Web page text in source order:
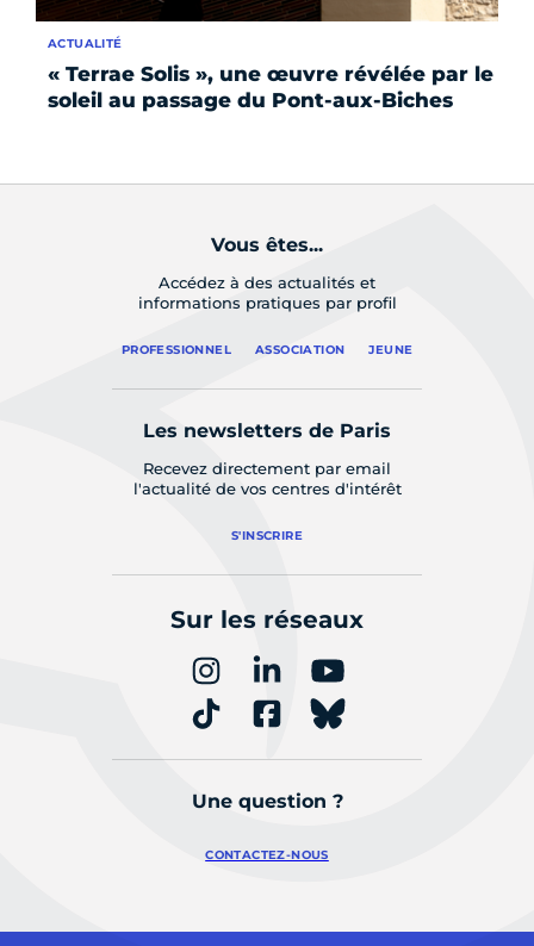
« Terrae Solis », une œuvre révélée par le
soleil au passage du Pont-aux-Biches
ACTUALITÉ
Vous êtes...
Accédez à des actualités et
informations pratiques par profil
PROFESSIONNEL ASSOCIATION JEUNE
Les newsletters de Paris
Recevez directement par email
l'actualité de vos centres d'intérêt
S'INSCRIRE
Sur les réseaux
Une question ?
CONTACTEZ-NOUS